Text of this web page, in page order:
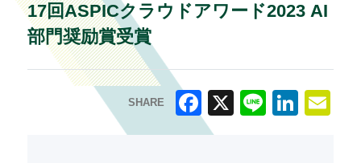
17回ASPICクラウドアワード2023 AI
部門奨励賞受賞
SHARE
F